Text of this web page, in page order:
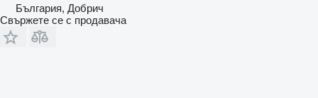
България, Добрич
Свържете се с продавача